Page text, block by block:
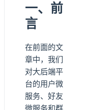
一、前
言
在前面的文
章中，我们
对大后端平
台的用户微
服务、好友